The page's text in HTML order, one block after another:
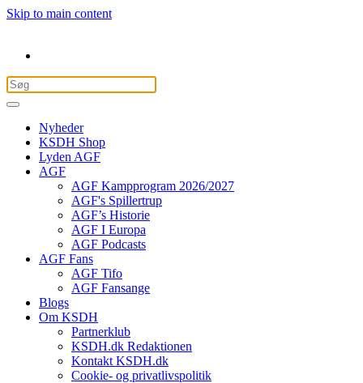
Skip to main content
Nyheder
KSDH Shop
Lyden AGF
AGF
AGF Kampprogram 2026/2027
AGF's Spillertrup
AGF’s Historie
AGF I Europa
AGF Podcasts
AGF Fans
AGF Tifo
AGF Fansange
Blogs
Om KSDH
Partnerklub
KSDH.dk Redaktionen
Kontakt KSDH.dk
Cookie- og privatlivspolitik